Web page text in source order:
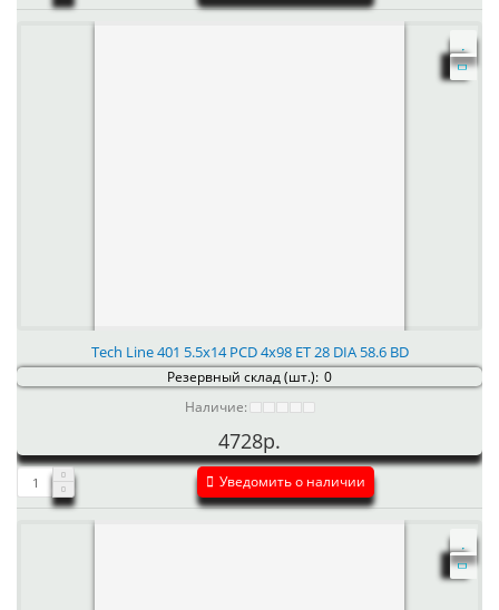
Tech Line 401 5.5x14 PCD 4x98 ET 28 DIA 58.6 BD
Резервный склад (шт.): 0
Наличие:
4728р.
Уведомить о наличии